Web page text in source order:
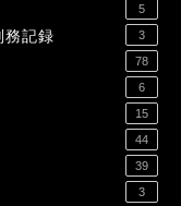
5
務記録 3
78
6
15
44
39
3